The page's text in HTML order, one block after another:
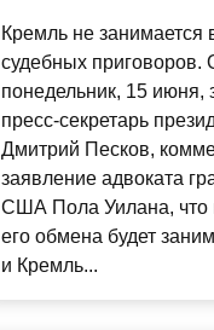
Кремль не занимается
судебных приговоров.
понедельник, 15 июня,
пресс-секретарь
Дмитрий Песков,
заявление адвоката
США Пола Уилана, что
его обмена будет
и Кремль...